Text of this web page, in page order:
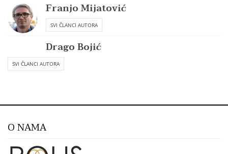
Franjo Mijatović
SVI ČLANCI AUTORA
Drago Bojić
SVI ČLANCI AUTORA
O NAMA